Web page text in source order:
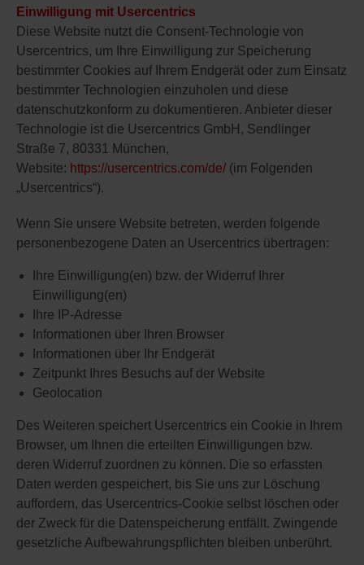
Einwilligung mit Usercentrics
Diese Website nutzt die Consent-Technologie von
Usercentrics, um Ihre Einwilligung zur Speicherung
bestimmter Cookies auf Ihrem Endgerät oder zum Einsatz
bestimmter Technologien einzuholen und diese
datenschutzkonform zu dokumentieren. Anbieter dieser
Technologie ist die Usercentrics GmbH, Sendlinger
Straße 7, 80331 München,
Website: https://usercentrics.com/de/ (im Folgenden
„Usercentrics“).
Wenn Sie unsere Website betreten, werden folgende
personenbezogene Daten an Usercentrics übertragen:
Ihre Einwilligung(en) bzw. der Widerruf Ihrer
Einwilligung(en)
Ihre IP-Adresse
Informationen über Ihren Browser
Informationen über Ihr Endgerät
Zeitpunkt Ihres Besuchs auf der Website
Geolocation
Des Weiteren speichert Usercentrics ein Cookie in Ihrem
Browser, um Ihnen die erteilten Einwilligungen bzw.
deren Widerruf zuordnen zu können. Die so erfassten
Daten werden gespeichert, bis Sie uns zur Löschung
auffordern, das Usercentrics-Cookie selbst löschen oder
der Zweck für die Datenspeicherung entfällt. Zwingende
gesetzliche Aufbewahrungspflichten bleiben unberührt.